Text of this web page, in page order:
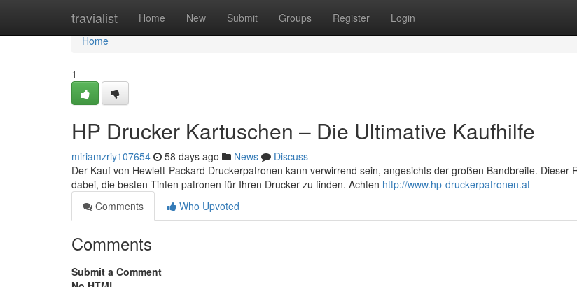
travialist Home New Submit Groups Register Login
Home
Home
1
HP Drucker Kartuschen – Die Ultimative Kaufhilfe
miriamzriy107654 58 days ago News
Discuss
Der Kauf von Hewlett-Packard Druckerpatronen kann verwirrend sein, angesichts der großen Bandbreite. Dieser
dabei, die besten Tinten patronen für Ihren Drucker zu finden. Achten http://www.hp-druckerpatronen.at
Comments
Who Upvoted
Comments
Submit a Comment